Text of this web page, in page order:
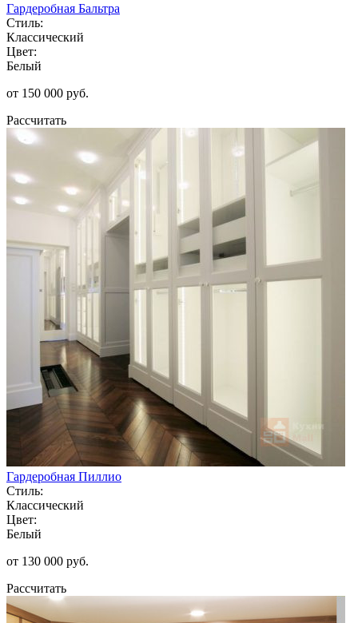
Гардеробная Бальтра
Стиль:
Классический
Цвет:
Белый
от 150 000 руб.
Рассчитать
Гардеробная Пиллио
Стиль:
Классический
Цвет:
Белый
от 130 000 руб.
Рассчитать